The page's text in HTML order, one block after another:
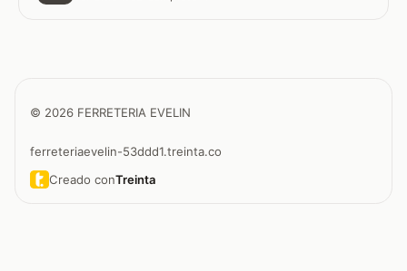
© 2026 FERRETERIA EVELIN
ferreteriaevelin-53ddd1.treinta.co
Creado conTreinta